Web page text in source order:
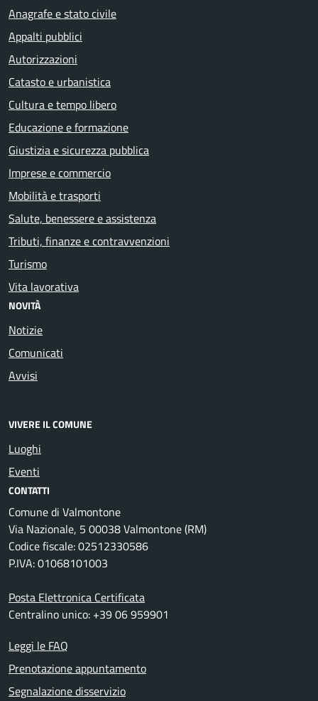
Anagrafe e stato civile
Appalti pubblici
Autorizzazioni
Catasto e urbanistica
Cultura e tempo libero
Educazione e formazione
Giustizia e sicurezza pubblica
Imprese e commercio
Mobilità e trasporti
Salute, benessere e assistenza
Tributi, finanze e contravvenzioni
Turismo
Vita lavorativa
NOVITÀ
Notizie
Comunicati
Avvisi
VIVERE IL COMUNE
Luoghi
Eventi
CONTATTI
Comune di Valmontone
Via Nazionale, 5 00038 Valmontone (RM)
Codice fiscale: 02512330586
P.IVA: 01068101003
Posta Elettronica Certificata
Centralino unico: +39 06 959901
Leggi le FAQ
Prenotazione appuntamento
Segnalazione disservizio